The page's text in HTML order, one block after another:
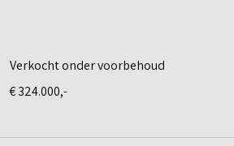
een comfortabele slaapkamer
is er een praktische berging, die
Verkocht onder voorbehoud
€ 324.000,-